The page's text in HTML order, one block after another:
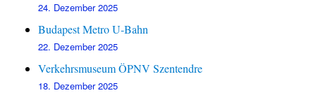
24. Dezember 2025
Budapest Metro U-Bahn
22. Dezember 2025
Verkehrsmuseum ÖPNV Szentendre
18. Dezember 2025